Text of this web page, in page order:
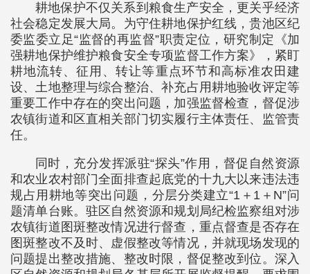
耕地保护不仅关系到粮食生产安全，更关乎经济
社会稳定发展大局。为守住耕地保护红线，贵池区纪
委监委立足“监督的再监督”职责定位，研究制定《加
强耕地保护维护粮食安全专项监督工作方案》，紧盯
耕地流转、征用、转让等重点环节和高标准农田建
设、土地整理与综合整治、补充占用耕地验收评定等
重要工作中存在的突出问题，加强监督检查，督促涉
农镇街道和区直相关部门切实履行主体责任、监管责
任。
同时，充分发挥派驻“探头”作用，督促自然资源
和农业农村部门全面排查起底党的十九大以来违法违
规占用耕地等突出问题，分层分类建立“1＋1＋N”问
题清单台账。驻区自然资源和规划局纪检监察组对涉
农镇街道图斑整改情况进行督查，重点督查是否存在
图斑整改不及时、虚假整改等情况，并就现场发现的
问题提出整改措施、整改时限，督促整改到位。深入